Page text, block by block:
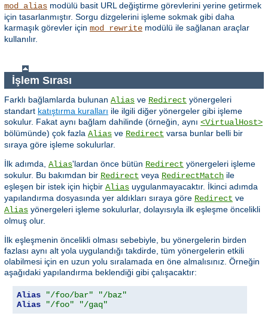
mod_alias modülü basit URL değiştirme görevlerini yerine getirmek
için tasarlanmıştır. Sorgu dizgelerini işleme sokmak gibi daha
karmaşık görevler için mod_rewrite modülü ile sağlanan araçlar
kullanılır.
İşlem Sırası
Farklı bağlamlarda bulunan Alias ve Redirect yönergeleri
standart katıştırma kuralları ile ilgili diğer yönergeler gibi işleme
sokulur. Fakat aynı bağlam dahilinde (örneğin, aynı <VirtualHost>
bölümünde) çok fazla Alias ve Redirect varsa bunlar belli bir
sıraya göre işleme sokulurlar.
İlk adımda, Alias'lardan önce bütün Redirect yönergeleri işleme
sokulur. Bu bakımdan bir Redirect veya RedirectMatch ile
eşleşen bir istek için hiçbir Alias uygulanmayacaktır. İkinci adımda
yapılandırma dosyasında yer aldıkları sıraya göre Redirect ve
Alias yönergeleri işleme sokulurlar, dolayısıyla ilk eşleşme öncelikli
olmuş olur.
İlk eşleşmenin öncelikli olması sebebiyle, bu yönergelerin birden
fazlası aynı alt yola uygulandığı takdirde, tüm yönergelerin etkili
olabilmesi için en uzun yolu sıralamada en öne almalısınız. Örneğin
aşağıdaki yapılandırma beklendiği gibi çalışacaktır:
Alias "/foo/bar"
"/baz"
Alias
"/foo" "/gaq"